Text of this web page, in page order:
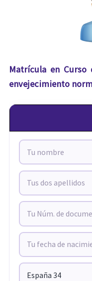
Matrícula en
envejecimiento